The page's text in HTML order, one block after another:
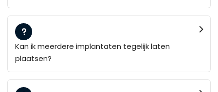
Kan ik meerdere implantaten tegelijk laten
plaatsen?